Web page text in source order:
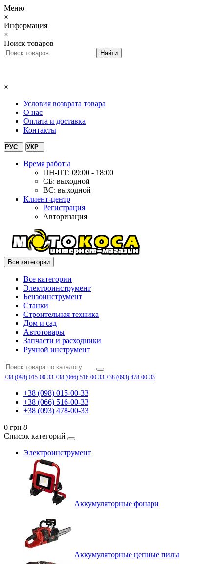
Меню
×
Информация
×
Поиск товаров
×
Условия возврата товара
О нас
Оплата и доставка
Контакты
РУС УКР
Время работы
ПН-ПТ: 09:00 - 18:00
СБ: выходной
ВС: выходной
Клиент-центр
Регистрация
Авторизация
Все категории
Все категории
Электроинструмент
Бензоинструмент
Станки
Строительная техника
Дом и сад
Автотовары
Запчасти и расходники
Ручной инструмент
+38 (098) 015-00-33 +38 (066) 516-00-33 +38 (093) 478-00-33
+38 (098) 015-00-33
+38 (066) 516-00-33
+38 (093) 478-00-33
0 грн 0
Список категорий
Электроинструмент
Аккумуляторные фонари
Аккумуляторные цепные пилы